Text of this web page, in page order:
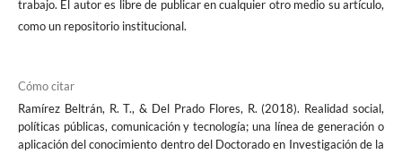
option=com_content&view=article&id=121%3Alineas-de-
trabajo. El autor es libre de publicar en cualquier otro medio su artículo,
como un repositorio institucional.
Cómo citar
Ramírez Beltrán, R. T., & Del Prado Flores, R. (2018). Realidad social,
políticas públicas, comunicación y tecnología; una línea de generación o
aplicación del conocimiento dentro del Doctorado en Investigación de la